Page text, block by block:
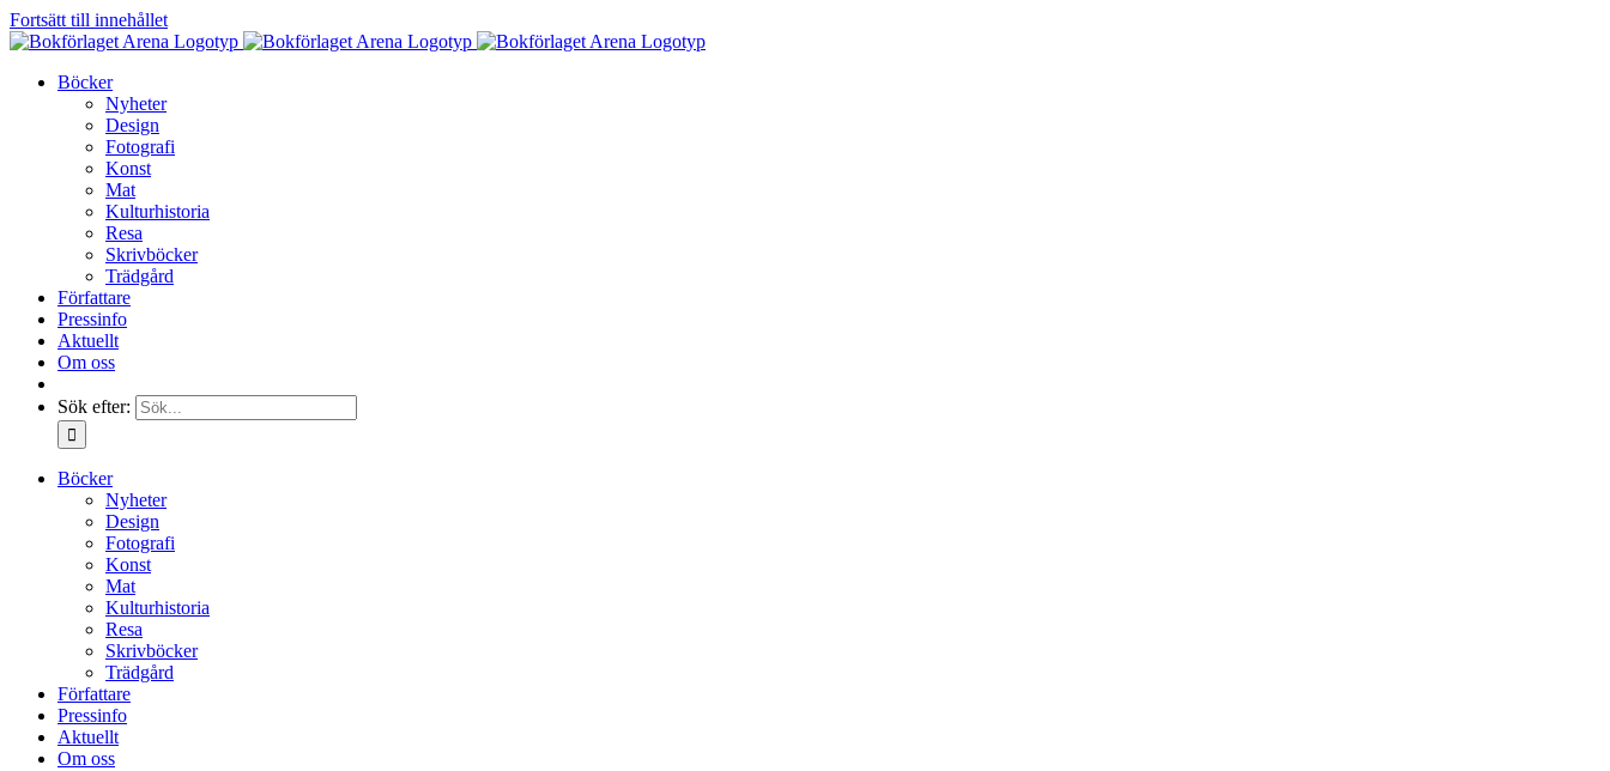
Fortsätt till innehållet
Böcker
Nyheter
Design
Fotografi
Konst
Mat
Kulturhistoria
Resa
Skrivböcker
Trädgård
Författare
Pressinfo
Aktuellt
Om oss
Sök efter:
Böcker
Nyheter
Design
Fotografi
Konst
Mat
Kulturhistoria
Resa
Skrivböcker
Trädgård
Författare
Pressinfo
Aktuellt
Om oss